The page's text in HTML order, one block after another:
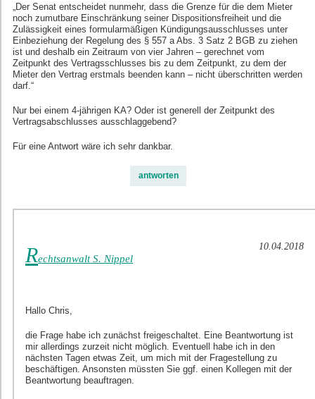
„Der Senat entscheidet nunmehr, dass die Grenze für die dem Mieter
noch zumutbare Einschränkung seiner Dispositionsfreiheit und die
Zulässigkeit eines formularmäßigen Kündigungsausschlusses unter
Einbeziehung der Regelung des § 557 a Abs. 3 Satz 2 BGB zu ziehen
ist und deshalb ein Zeitraum von vier Jahren – gerechnet vom
Zeitpunkt des Vertragsschlusses bis zu dem Zeitpunkt, zu dem der
Mieter den Vertrag erstmals beenden kann – nicht überschritten werden
darf.“
Nur bei einem 4-jährigen KA? Oder ist generell der Zeitpunkt des
Vertragsabschlusses ausschlaggebend?
Für eine Antwort wäre ich sehr dankbar.
antworten
Rechtsanwalt S. Nippel
10.04.2018
Hallo Chris,
die Frage habe ich zunächst freigeschaltet. Eine Beantwortung ist
mir allerdings zurzeit nicht möglich. Eventuell habe ich in den
nächsten Tagen etwas Zeit, um mich mit der Fragestellung zu
beschäftigen. Ansonsten müssten Sie ggf. einen Kollegen mit der
Beantwortung beauftragen.